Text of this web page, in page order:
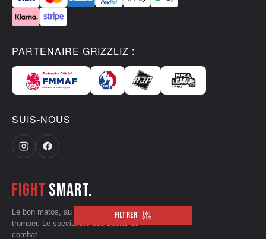
PARTENAIRE GRIZZLIZ :
SUIS-NOUS
Fight smart.
Le bon matos, au bon prix, sans te
tromper. Le spécialiste des sports de
combat.
FILTRER